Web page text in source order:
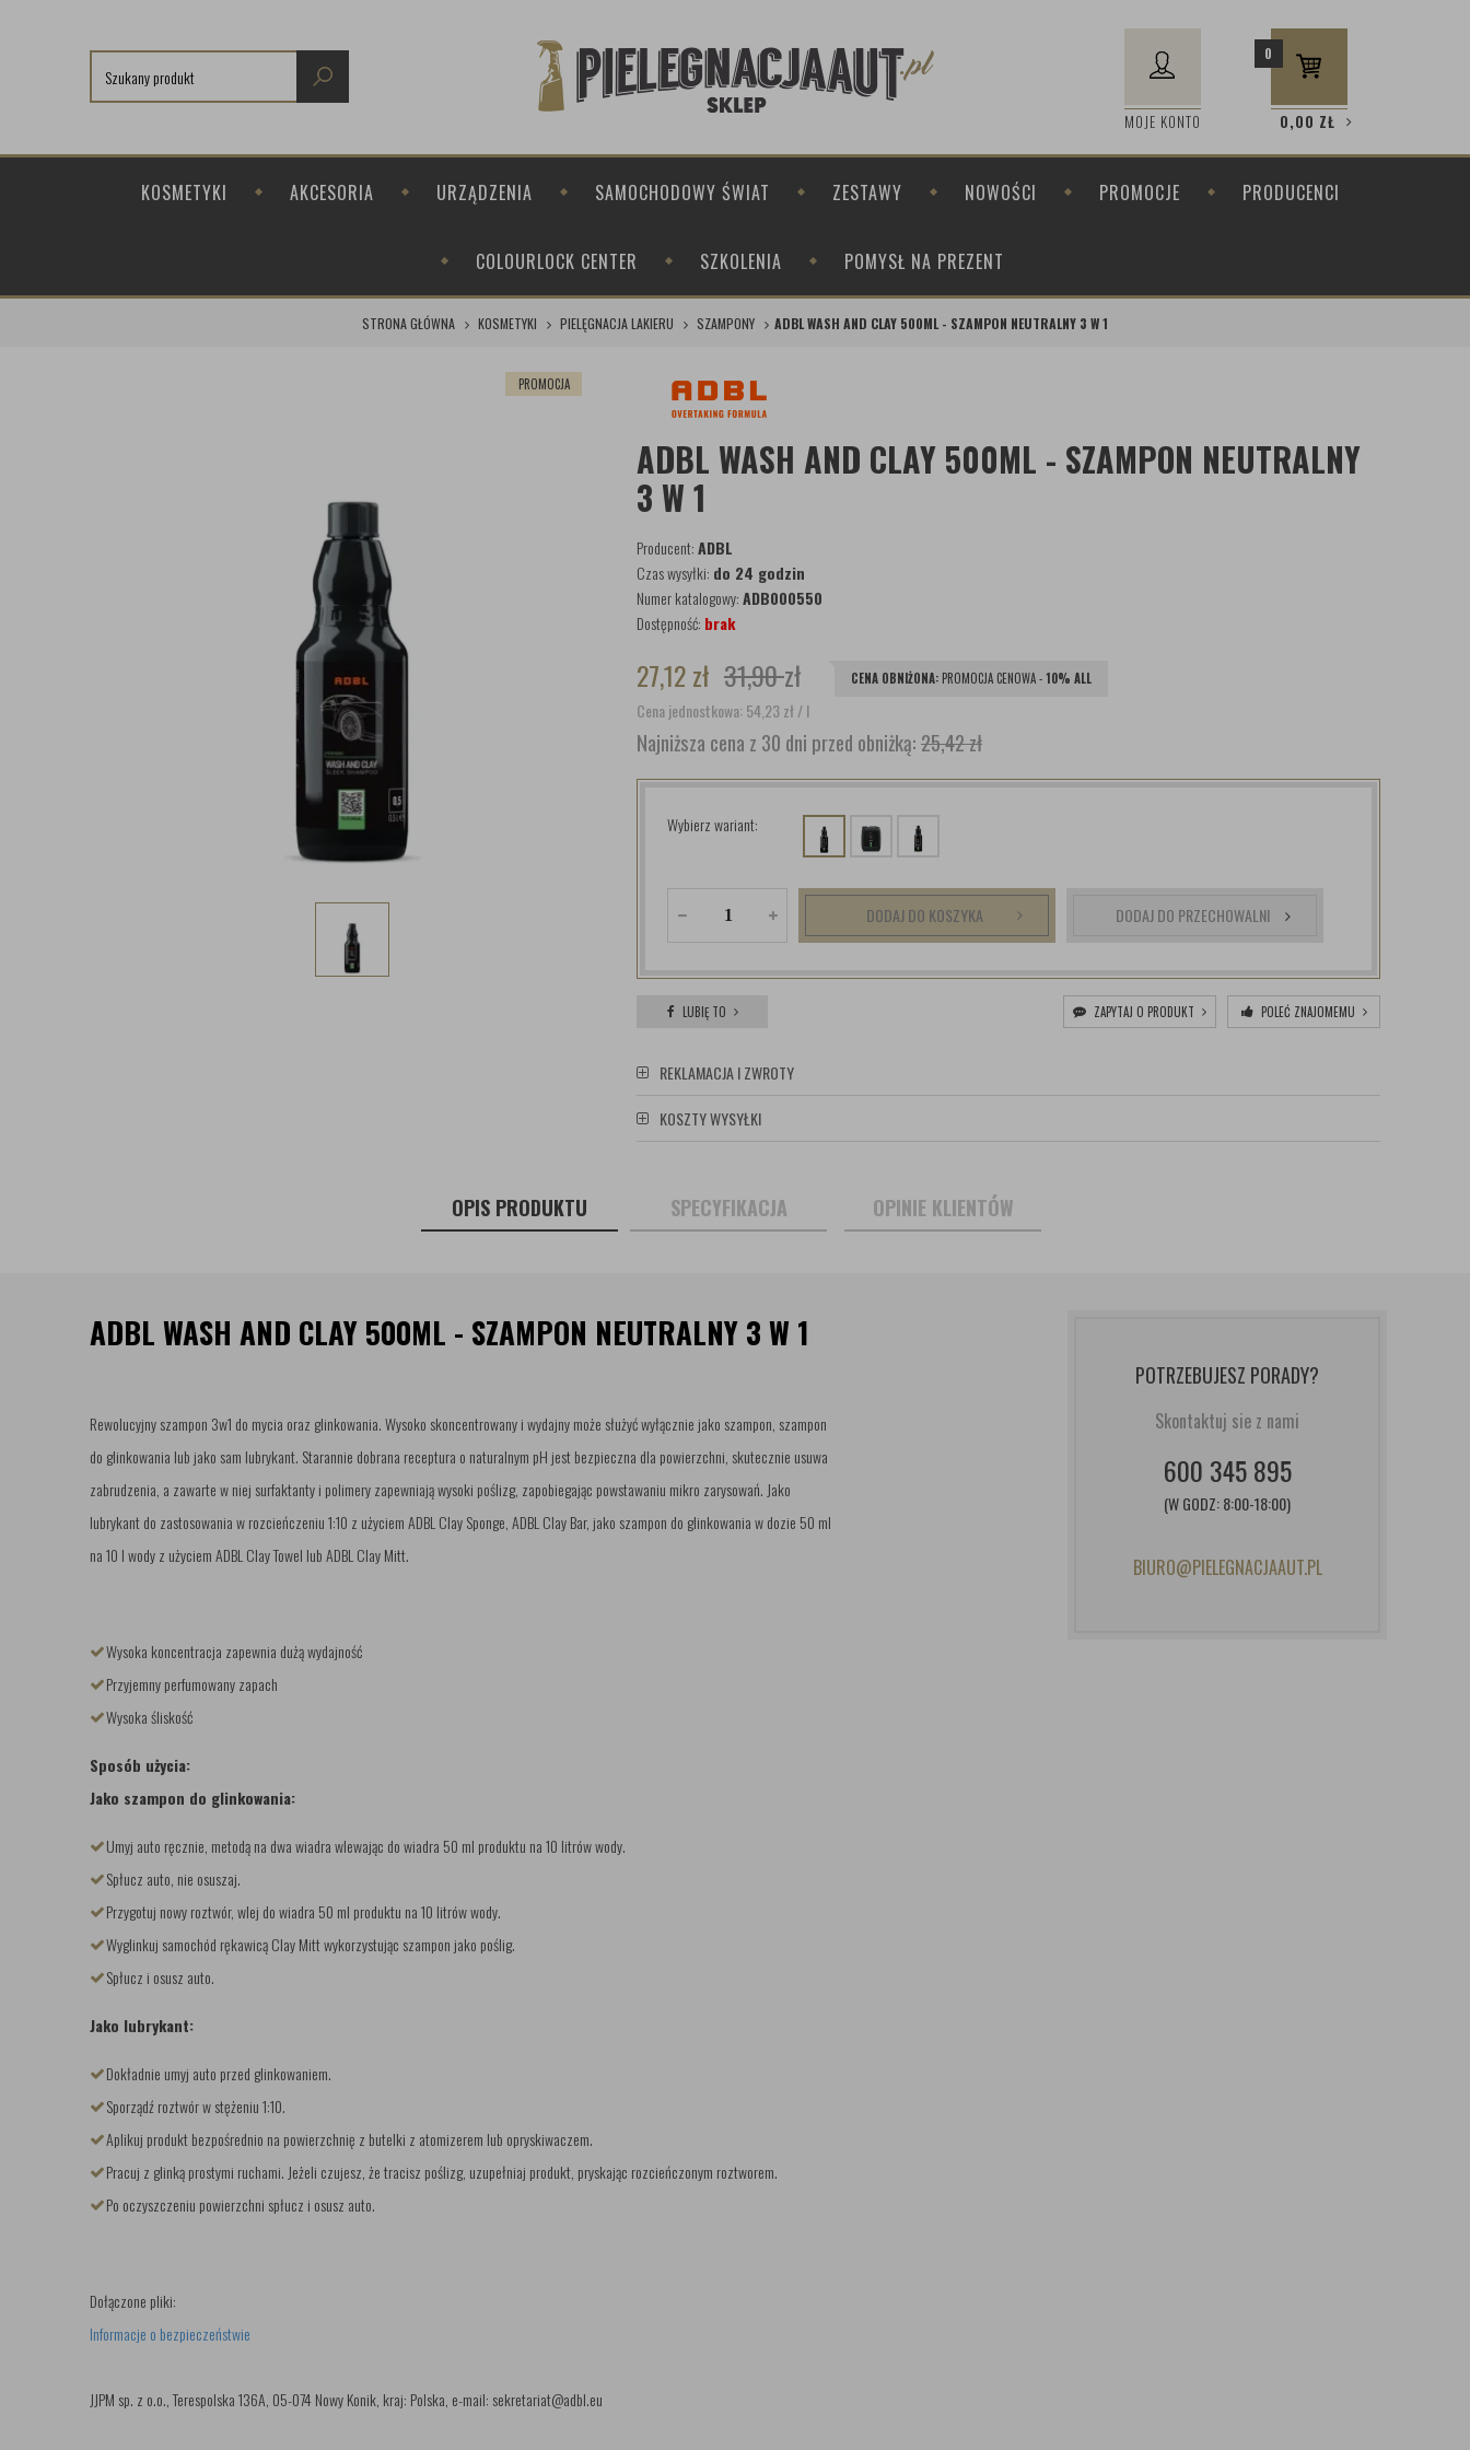
MOJE KONTO
0
0,00 ZŁ
KOSMETYKI AKCESORIA URZĄDZENIA SAMOCHODOWY ŚWIAT ZESTAWY NOWOŚCI PROMOCJE PRODUCENCI
COLOURLOCK CENTER SZKOLENIA POMYSŁ NA PREZENT
STRONA GŁÓWNA KOSMETYKI PIELĘGNACJA LAKIERU SZAMPONY ADBL WASH AND CLAY 500ML - SZAMPON NEUTRALNY 3 W 1
PROMOCJA
ADBL WASH AND CLAY 500ML - SZAMPON NEUTRALNY
3 W 1
Producent:ADBL
Czas wysyłki: do 24 godzin
Numer katalogowy:ADB000550
Dostępność: brak
27,12zł 31,90zł CENA OBNIŻONA: PROMOCJA CENOWA -10% ALL
Cena jednostkowa: 54,23zł/ l
Najniższa cena z 30 dni przed obniżką:25,42 zł
Wybierz wariant:
DODAJ DO KOSZYKA DODAJ DO PRZECHOWALNI
LUBIĘ TO ZAPYTAJ O PRODUKT POLEĆ ZNAJOMEMU
REKLAMACJA I ZWROTY
KOSZTY WYSYŁKI
OPIS PRODUKTU SPECYFIKACJA OPINIE KLIENTÓW
ADBL WASH AND CLAY 500ML - SZAMPON NEUTRALNY 3 W 1
Rewolucyjny szampon 3w1 do mycia oraz glinkowania. Wysoko skoncentrowany i wydajny może służyć wyłącznie jako szampon, szampon
do glinkowania lub jako sam lubrykant. Starannie dobrana receptura o naturalnym pH jest bezpieczna dla powierzchni, skutecznie usuwa
zabrudzenia, a zawarte w niej surfaktanty i polimery zapewniają wysoki poślizg, zapobiegając powstawaniu mikro zarysowań. Jako
lubrykant do zastosowania w rozcieńczeniu 1:10 z użyciem ADBL Clay Sponge, ADBL Clay Bar, jako szampon do glinkowania w dozie 50 ml
na 10 l wody z użyciem ADBL Clay Towel lub ADBL Clay Mitt.
Wysoka koncentracja zapewnia dużą wydajność
Przyjemny perfumowany zapach
Wysoka śliskość
Sposób użycia:
Jako szampon do glinkowania:
Umyj auto ręcznie, metodą na dwa wiadra wlewając do wiadra 50 ml produktu na 10 litrów wody.
Spłucz auto, nie osuszaj.
Przygotuj nowy roztwór, wlej do wiadra 50 ml produktu na 10 litrów wody.
Wyglinkuj samochód rękawicą Clay Mitt wykorzystując szampon jako poślig.
Spłucz i osusz auto.
Jako lubrykant:
Dokładnie umyj auto przed glinkowaniem.
Sporządź roztwór w stężeniu 1:10.
Aplikuj produkt bezpośrednio na powierzchnię z butelki z atomizerem lub opryskiwaczem.
Pracuj z glinką prostymi ruchami. Jeżeli czujesz, że tracisz poślizg, uzupełniaj produkt, pryskając rozcieńczonym roztworem.
Po oczyszczeniu powierzchni spłucz i osusz auto.
Dołączone pliki:
Informacje o bezpieczeństwie
JJPM sp. z o.o., Terespolska 136A, 05-074 Nowy Konik, kraj: Polska, e-mail: sekretariat@adbl.eu
POTRZEBUJESZ PORADY?
Skontaktuj sie z nami
600 345 895
(W GODZ: 8:00-18:00)
BIURO@PIELEGNACJAAUT.PL